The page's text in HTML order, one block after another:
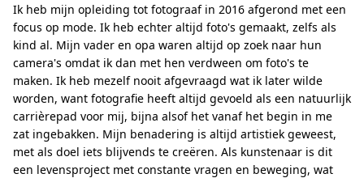
Ik heb mijn opleiding tot fotograaf in 2016 afgerond met een
focus op mode. Ik heb echter altijd foto's gemaakt, zelfs als
kind al. Mijn vader en opa waren altijd op zoek naar hun
camera's omdat ik dan met hen verdween om foto's te
maken. Ik heb mezelf nooit afgevraagd wat ik later wilde
worden, want fotografie heeft altijd gevoeld als een natuurlijk
carrièrepad voor mij, bijna alsof het vanaf het begin in me
zat ingebakken. Mijn benadering is altijd artistiek geweest,
met als doel iets blijvends te creëren. Als kunstenaar is dit
een levensproject met constante vragen en beweging, wat